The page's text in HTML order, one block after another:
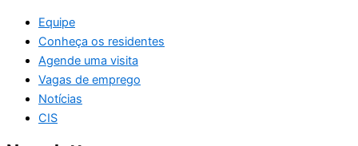
Equipe
Conheça os residentes
Agende uma visita
Vagas de emprego
Notícias
CIS